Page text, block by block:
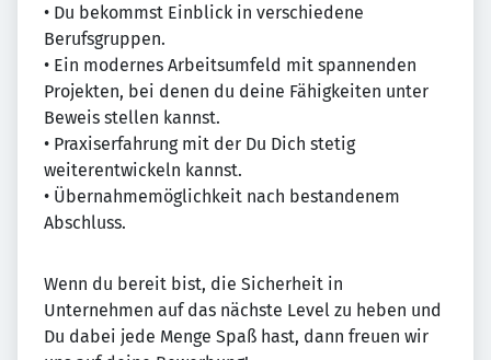
• Du bekommst Einblick in verschiedene
Berufsgruppen.
• Ein modernes Arbeitsumfeld mit spannenden
Projekten, bei denen du deine Fähigkeiten unter
Beweis stellen kannst.
• Praxiserfahrung mit der Du Dich stetig
weiterentwickeln kannst.
• Übernahmemöglichkeit nach bestandenem
Abschluss.
Wenn du bereit bist, die Sicherheit in
Unternehmen auf das nächste Level zu heben und
Du dabei jede Menge Spaß hast, dann freuen wir